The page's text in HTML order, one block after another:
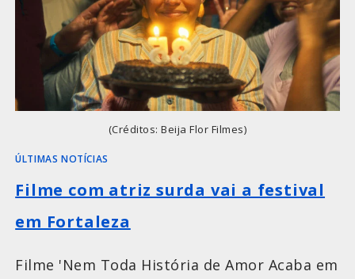
(Créditos: Beija Flor Filmes)
ÚLTIMAS NOTÍCIAS
Filme com atriz surda vai a festival
em Fortaleza
Filme 'Nem Toda História de Amor Acaba em